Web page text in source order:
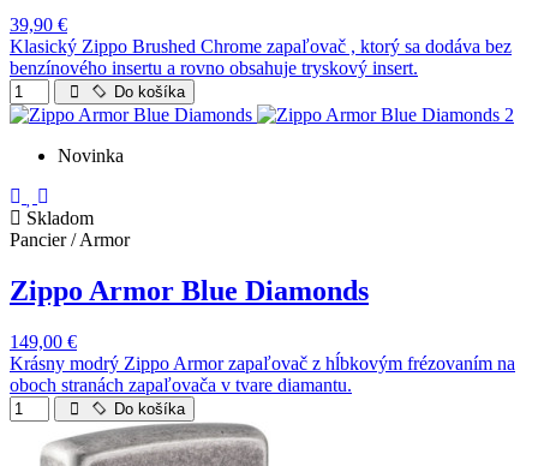
39,90 €
Klasický Zippo Brushed Chrome zapaľovač , ktorý sa dodáva bez
benzínového insertu a rovno obsahuje tryskový insert.
Do košíka
Novinka
Skladom
Pancier / Armor
Zippo Armor Blue Diamonds
149,00 €
Krásny modrý Zippo Armor zapaľovač z hĺbkovým frézovaním na
oboch stranách zapaľovača v tvare diamantu.
Do košíka